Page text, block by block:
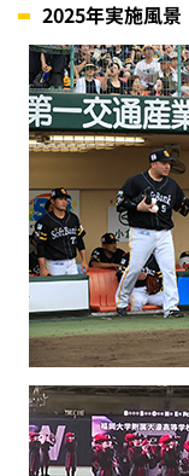
2025年実施風景